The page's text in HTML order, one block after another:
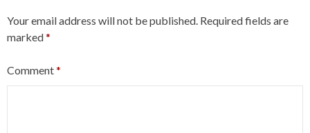
Your email address will not be published. Required fields are
marked*
Comment*